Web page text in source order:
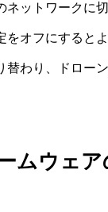
ネットワークに
をオフにすると
替わり、ドロー
ムウェア